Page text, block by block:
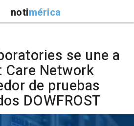
notimérica
se une a
Care Network
de pruebas
DOWFROST